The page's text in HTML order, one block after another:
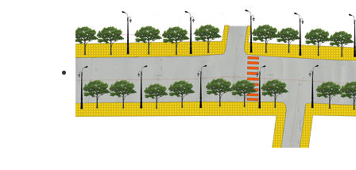
ΑΝΘΕΚΤΙΚΗ